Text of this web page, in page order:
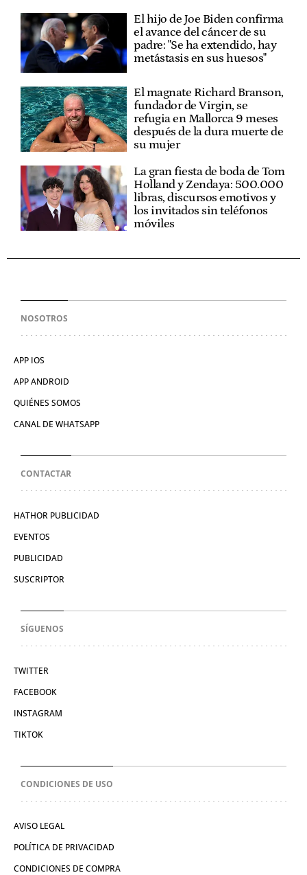
El hijo de Joe Biden confirma
el avance del cáncer de su
padre: "Se ha extendido, hay
metástasis en sus huesos"
El magnate Richard Branson,
fundador de Virgin, se
refugia en Mallorca 9 meses
después de la dura muerte de
su mujer
La gran fiesta de boda de Tom
Holland y Zendaya: 500.000
libras, discursos emotivos y
los invitados sin teléfonos
móviles
NOSOTROS
APP IOS
APP ANDROID
QUIÉNES SOMOS
CANAL DE WHATSAPP
CONTACTAR
HATHOR PUBLICIDAD
EVENTOS
PUBLICIDAD
SUSCRIPTOR
SÍGUENOS
TWITTER
FACEBOOK
INSTAGRAM
TIKTOK
CONDICIONES DE USO
AVISO LEGAL
POLÍTICA DE PRIVACIDAD
CONDICIONES DE COMPRA